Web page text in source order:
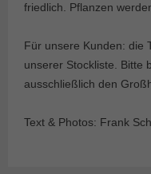
friedlich. Pflanzen
Für unsere Kunden: die
unserer Stockliste. Bitte
ausschließlich den
Text & Photos: Frank